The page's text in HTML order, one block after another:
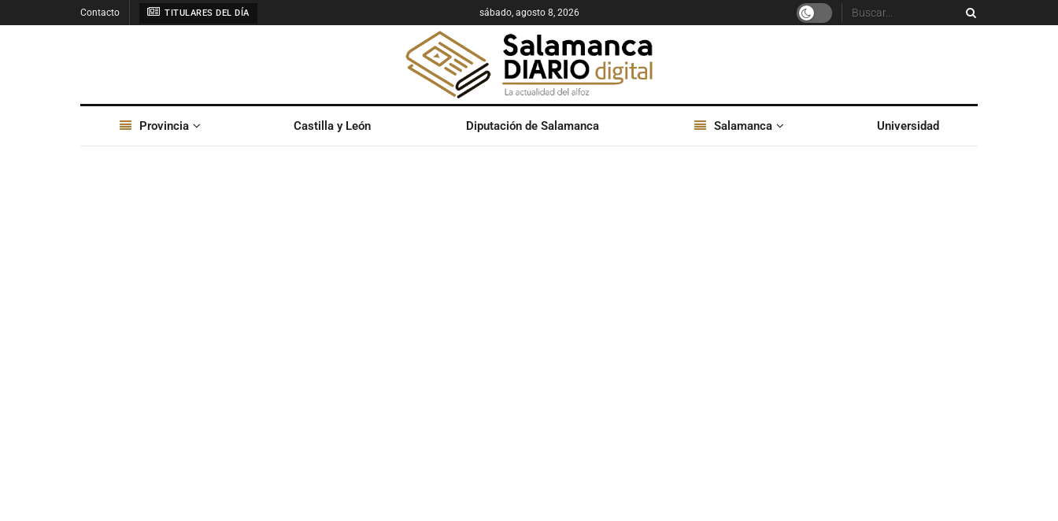
Contacto TITULARES DEL DÍA sábado, agosto 8, 2026
Provincia Castilla y León Diputación de Salamanca Salamanca Universidad